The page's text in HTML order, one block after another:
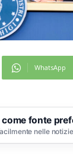
WhatsApp
fonte
nelle